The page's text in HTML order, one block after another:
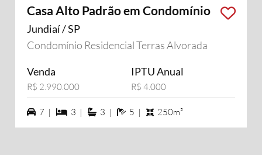
Casa Alto Padrão em Condomínio
Jundiaí / SP
Condomínio Residencial Terras Alvorada
Venda
R$ 2.990.000
IPTU Anual
R$ 4.000
7 vagas na garagem
7 | 3 dormiórios
3 | 3 suítes
3 | 5 banheiros
5 | 250m²